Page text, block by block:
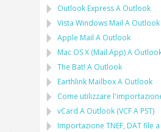
Outlook ExpressA Outlook
Vista Windows Mail A Outlook
Apple Mail A Outlook
Mac OS X (Mail.App)A
The Bat! A Outlook
Earthlink MailboxA Outlook
Come utilizzare
vCard A Outlook (VCFA PST)
Importazione TNEF, DATfile a